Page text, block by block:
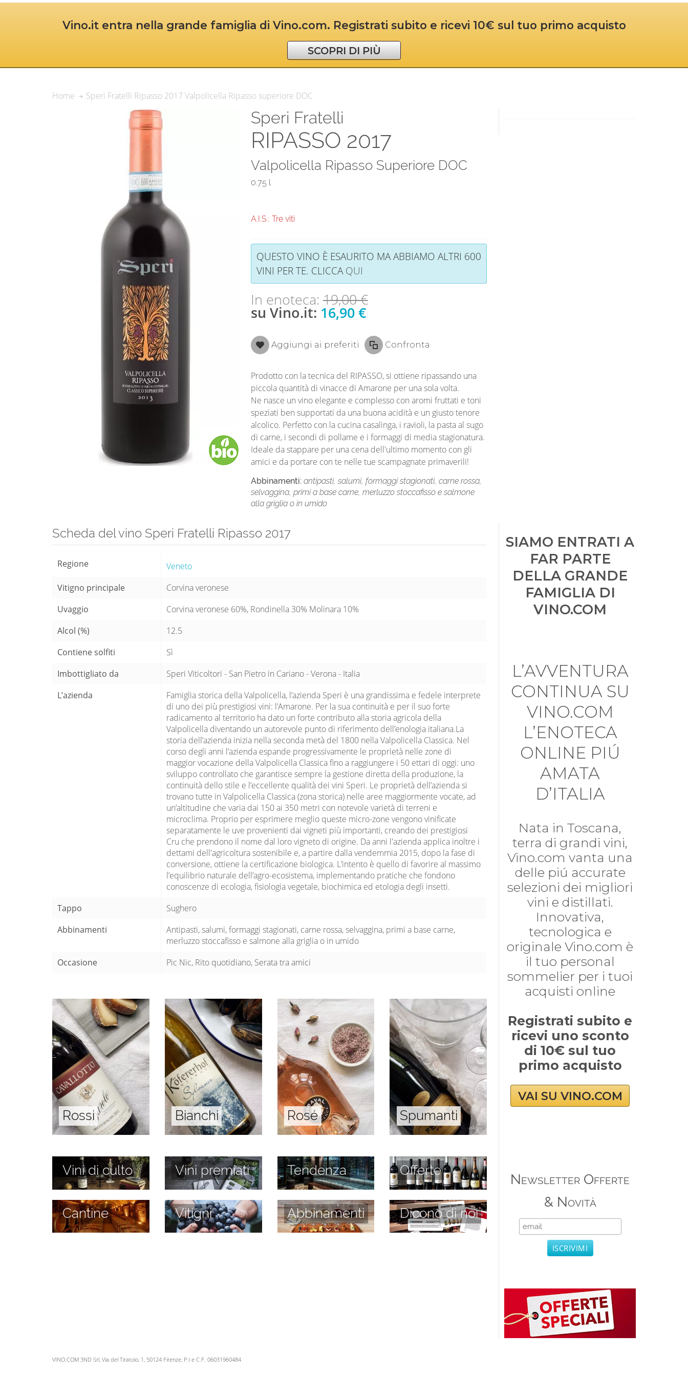
Vino.it entra nella grande famiglia di Vino.com. Registrati subito e ricevi 10€ sul tuo primo acquisto
SCOPRI DI PIÙ
Home Speri Fratelli Ripasso 2017 Valpolicella Ripasso superiore DOC
Speri Fratelli
RIPASSO 2017
Valpolicella Ripasso Superiore DOC
0.75 l
A.I.S.: Tre viti
QUESTO VINO È ESAURITO MA ABBIAMO ALTRI 600
VINI PER TE. CLICCAQUI
In enoteca:19,00 €
su Vino.it: 16,90 €
Aggiungi ai preferiti Confronta
Prodotto con la tecnica del RIPASSO, si ottiene ripassando una
piccola quantità di vinacce di Amarone per una sola volta.
Ne nasce un vino elegante e complesso con aromi fruttati e toni
speziati ben supportati da una buona acidità e un giusto tenore
alcolico. Perfetto con la cucina casalinga, i ravioli, la pasta al sugo
di carne, i secondi di pollame e i formaggi di media stagionatura.
Ideale da stappare per una cena dell'ultimo momento con gli
amici e da portare con te nelle tue scampagnate primaverili!
Abbinamenti: antipasti, salumi, formaggi stagionati, carne rossa,
selvaggina, primi a base carne, merluzzo stoccafisso e salmone
alla griglia o in umido
Scheda del vino Speri Fratelli Ripasso 2017
Regione
Veneto
Vitigno principale
Corvina veronese
Uvaggio
Corvina veronese 60%, Rondinella 30% Molinara 10%
Alcol (%)
12.5
Contiene solfiti
Sì
Imbottigliato da
Speri Viticoltori - San Pietro in Cariano - Verona - Italia
L’azienda
Famiglia storica della Valpolicella, l’azienda Speri è una grandissima e fedele interprete
di uno dei più prestigiosi vini: l’Amarone. Per la sua continuità e per il suo forte
radicamento al territorio ha dato un forte contributo alla storia agricola della
Valpolicella diventando un autorevole punto di riferimento dell’enologia italiana.La
storia dell’azienda inizia nella seconda metà del 1800 nella Valpolicella Classica. Nel
corso degli anni l’azienda espande progressivamente le proprietà nelle zone di
maggior vocazione della Valpolicella Classica fino a raggiungere i 50 ettari di oggi: uno
sviluppo controllato che garantisce sempre la gestione diretta della produzione, la
continuità dello stile e l’eccellente qualità dei vini Speri. Le proprietà dell’azienda si
trovano tutte in Valpolicella Classica (zona storica) nelle aree maggiormente vocate, ad
un’altitudine che varia dai 150 ai 350 metri con notevole varietà di terreni e
microclima. Proprio per esprimere meglio queste micro-zone vengono vinificate
separatamente le uve provenienti dai vigneti più importanti, creando dei prestigiosi
Cru che prendono il nome dal loro vigneto di origine. Da anni l'azienda applica inoltre i
dettami dell'agricoltura sostenibile e, a partire dalla vendemmia 2015, dopo la fase di
conversione, ottiene la certificazione biologica. L’intento è quello di favorire al massimo
l’equilibrio naturale dell’agro-ecosistema, implementando pratiche che fondono
conoscenze di ecologia, fisiologia vegetale, biochimica ed etologia degli insetti.
Tappo
Sughero
Abbinamenti
Antipasti, salumi, formaggi stagionati, carne rossa, selvaggina, primi a base carne,
merluzzo stoccafisso e salmone alla griglia o in umido
Occasione
Pic Nic, Rito quotidiano, Serata tra amici
Rossi Bianchi Rosé Spumanti
Vini di culto Vini premiati Tendenza Offerte
Cantine Vitigni Abbinamenti Dicono di noi
SIAMO ENTRATI A
FAR PARTE
DELLA GRANDE
FAMIGLIA DI
VINO.COM
L’AVVENTURA
CONTINUA SU
VINO.COM
L’ENOTECA
ONLINE PIÚ
AMATA
D’ITALIA
Nata in Toscana,
terra di grandi vini,
Vino.com vanta una
delle piú accurate
selezioni dei migliori
vini e distillati.
Innovativa,
tecnologica e
originale Vino.com è
il tuo personal
sommelier per i tuoi
acquisti online
Registrati subito e
ricevi uno sconto
di 10€ sul tuo
primo acquisto
VAI SU VINO.COM
Newsletter Offerte
& Novità
VINO.COM 3ND Srl, Via del Tiratoio, 1, 50124 Firenze, P.I e C.F. 06031960484